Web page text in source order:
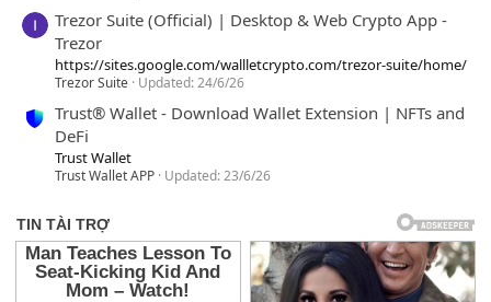
Trezor Suite (Official) | Desktop & Web Crypto App -
Trezor
https://sites.google.com/wallletcrypto.com/trezor-suite/home/
Trezor Suite Updated:24/6/26
Trust® Wallet - Download Wallet Extension | NFTs and
DeFi
Trust Wallet
Trust Wallet APP Updated:23/6/26